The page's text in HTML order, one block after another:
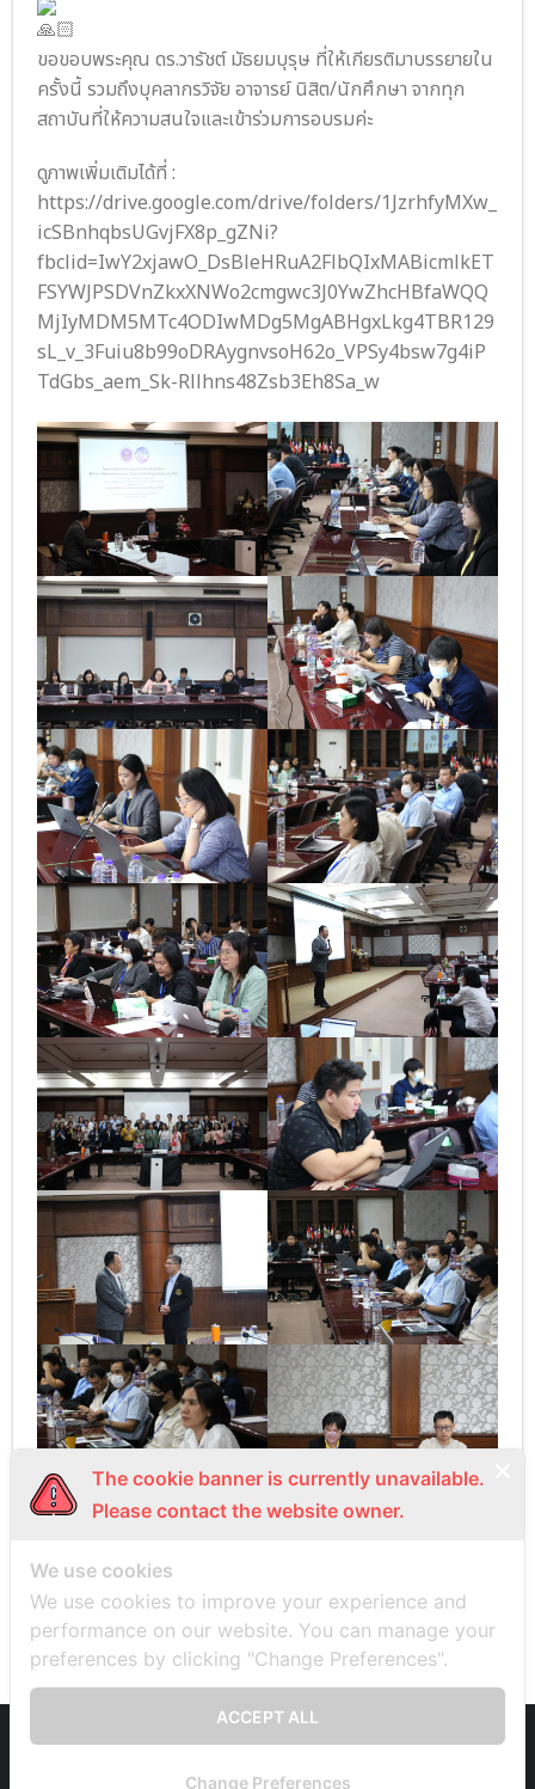
ขอขอบพระคุณ ดร.วารัชต์ มัธยมบุรุษ ที่ให้เกียรติมาบรรยายใน
ครั้งนี้ รวมถึงบุคลากรวิจัย อาจารย์ นิสิต/นักศึกษา จากทุก
สถาบันที่ให้ความสนใจและเข้าร่วมการอบรมค่ะ
ดูภาพเพิ่มเติมได้ที่ :
https://drive.google.com/drive/folders/1JzrhfyMXw_
icSBnhqbsUGvjFX8p_gZNi?
fbclid=IwY2xjawO_DsBleHRuA2FlbQIxMABicmlkET
FSYWJPSDVnZkxXNWo2cmgwc3J0YwZhcHBfaWQQ
MjIyMDM5MTc4ODIwMDg5MgABHgxLkg4TBR129
sL_v_3Fuiu8b99oDRAygnvsoH62o_VPSy4bsw7g4iP
TdGbs_aem_Sk-Rllhns48Zsb3Eh8Sa_w
NEXT
The cookie banner is currently unavailable.
Please contact the website owner.
We use cookies
We use cookies to improve your experience and
performance on our website. You can manage your
preferences by clicking "Change Preferences".
ACCEPT ALL
Change Preferences